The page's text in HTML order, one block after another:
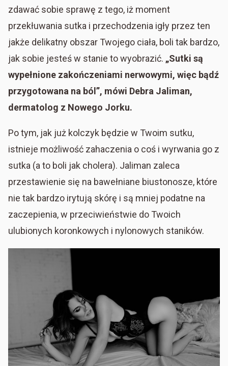
zdawać sobie sprawę z tego, iż moment
przekłuwania sutka i przechodzenia igły przez ten
jakże delikatny obszar Twojego ciała, boli tak bardzo,
jak sobie jesteś w stanie to wyobrazić. „Sutki są
wypełnione zakończeniami nerwowymi, więc bądź
przygotowana na ból”, mówi Debra Jaliman,
dermatolog z Nowego Jorku.
Po tym, jak już kolczyk będzie w Twoim sutku,
istnieje możliwość zahaczenia o coś i wyrwania go z
sutka (a to boli jak cholera). Jaliman zaleca
przestawienie się na bawełniane biustonosze, które
nie tak bardzo irytują skórę i są mniej podatne na
zaczepienia, w przeciwieństwie do Twoich
ulubionych koronkowych i nylonowych staników.